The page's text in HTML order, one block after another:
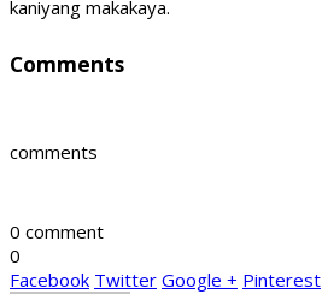
kaniyang makakaya.
Comments
comments
0 comment
0
Facebook Twitter Google + Pinterest